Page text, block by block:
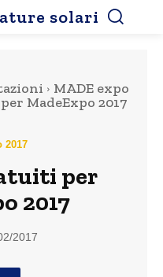
solari
MADE expo
MadeExpo 2017
2017
per
2017
2017